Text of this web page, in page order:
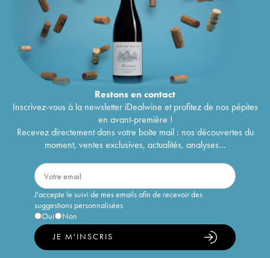
Restons encontact
Inscrivez-vous à la newsletter iDealwine et profitez de nos pépites
en avant-première !
Recevez directement dans votre boîte mail : nos découvertes du
moment, ventes exclusives, actualités, analyses...
J'accepte le suivi de mes emails afin de recevoir des
suggestions personnalisées
Oui
Non
JE M'INSCRIS